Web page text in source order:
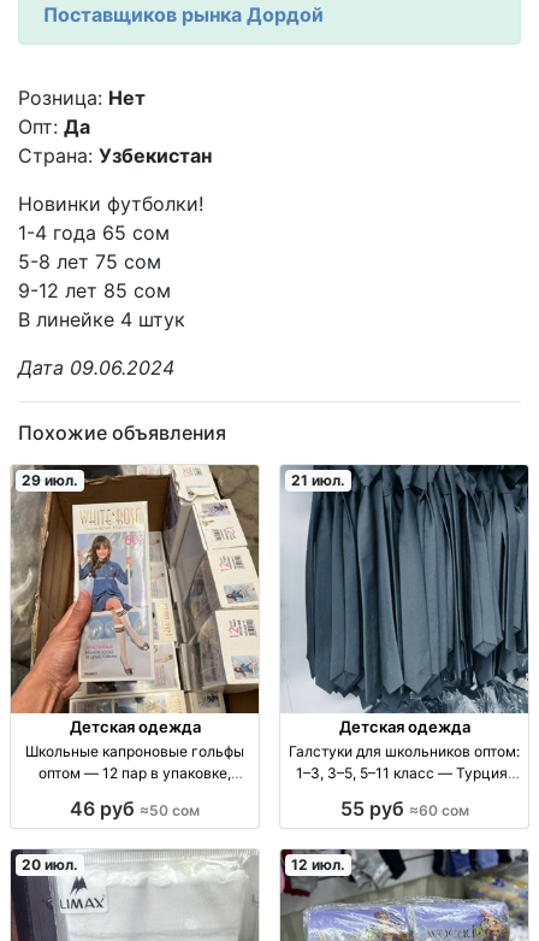
Поставщиков рынка Дордой
Розница: Нет
Опт: Да
Страна: Узбекистан
Новинки футболки!
1-4 года 65 сом
5-8 лет 75 сом
9-12 лет 85 сом
В линейке 4 штук
Дата 09.06.2024
Похожие объявления
29 июл.
Детская одежда
Школьные капроновые гольфы
оптом — 12 пар в упаковке,
капроновые школьные опт,
ежедневной носки
46 руб ≈50 сом
21 июл.
Детская одежда
Галстуки для школьников оптом:
1–3, 3–5, 5–11 класс — Турция/
опт, для мальчика, на классы 1-
KGS, фасовка 10 шт/п
55 руб ≈60 сом
20 июл. 12 июл.